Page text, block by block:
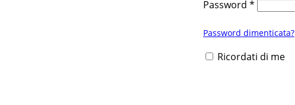
Password *
Password dimenticata?
Ricordati di me